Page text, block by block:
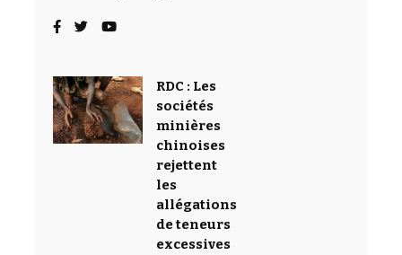
RDC : Les
sociétés
minières
chinoises
rejettent
les
allégations
de teneurs
excessives